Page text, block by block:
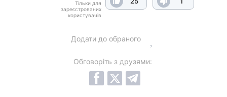
Тільки для
зареєстрованих
користувачів
Додати до обраного
Обговоріть з друзями: